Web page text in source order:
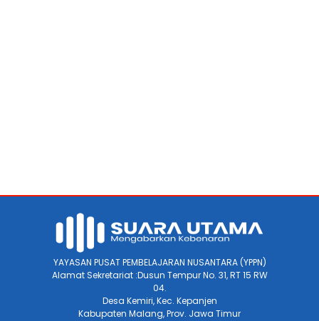
YAYASAN PUSAT PEMBELAJARAN NUSANTARA (YPPN)
Alamat Sekretariat :Dusun Tempur No. 31, RT 15 RW
04.
Desa Kemiri, Kec. Kepanjen
Kabupaten Malang, Prov. Jawa Timur